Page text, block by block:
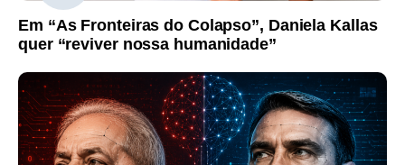
Em “As Fronteiras do Colapso”, Daniela Kallas
quer “reviver nossa humanidade”